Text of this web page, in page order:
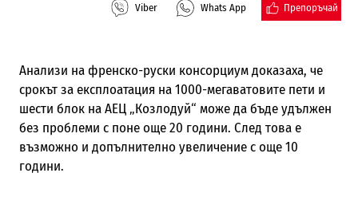
Viber Whats App Препоръчай
Анализи на фрeнско-руски консорциум доказаха, че
срокът за експлоатация на 1000-мегаватовите пети и
шести блок на АЕЦ „Козлодуй“ може да бъде удължен
без проблеми с поне още 20 години. След това е
възможно и допълнително увеличение с още 10
години.